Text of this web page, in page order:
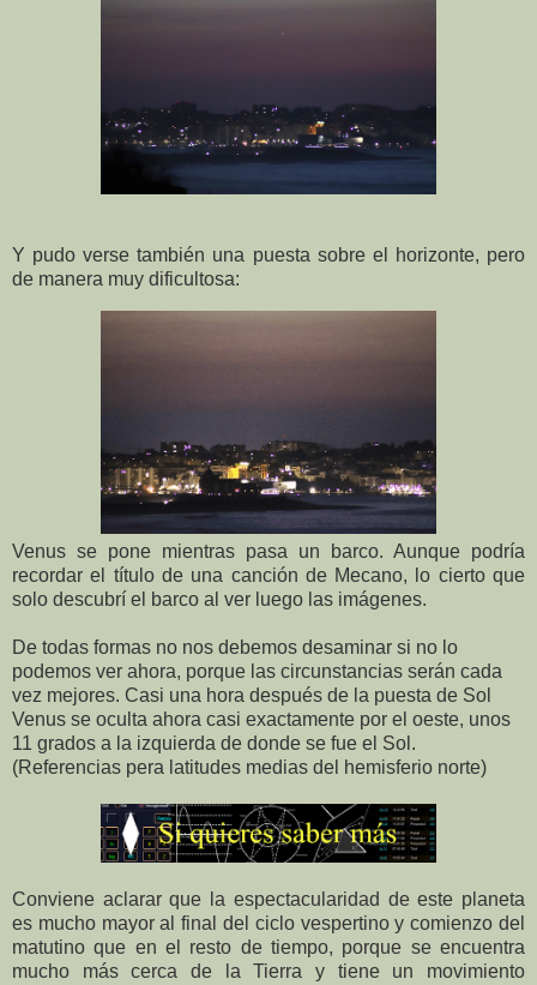
Y pudo verse también una puesta sobre el horizonte, pero
de manera muy dificultosa:
Venus se pone mientras pasa un barco. Aunque podría
recordar el título de una canción de Mecano, lo cierto que
solo descubrí el barco al ver luego las imágenes.
De todas formas no nos debemos desaminar si no lo
podemos ver ahora, porque las circunstancias serán cada
vez mejores. Casi una hora después de la puesta de Sol
Venus se oculta ahora casi exactamente por el oeste, unos
11 grados a la izquierda de donde se fue el Sol.
(Referencias pera latitudes medias del hemisferio norte)
Conviene aclarar que la espectacularidad de este planeta
es mucho mayor al final del ciclo vespertino y comienzo del
matutino que en el resto de tiempo, porque se encuentra
mucho más cerca de la Tierra y tiene un movimiento